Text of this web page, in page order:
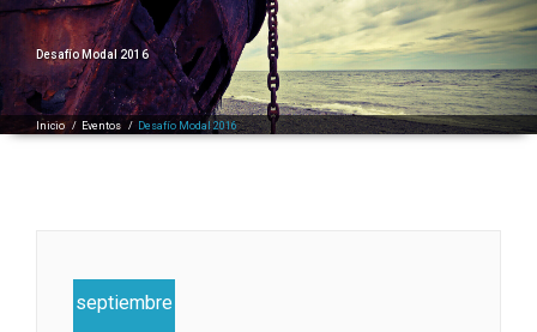
Desafío Modal 2016
Inicio / Eventos / Desafío Modal 2016
septiembre